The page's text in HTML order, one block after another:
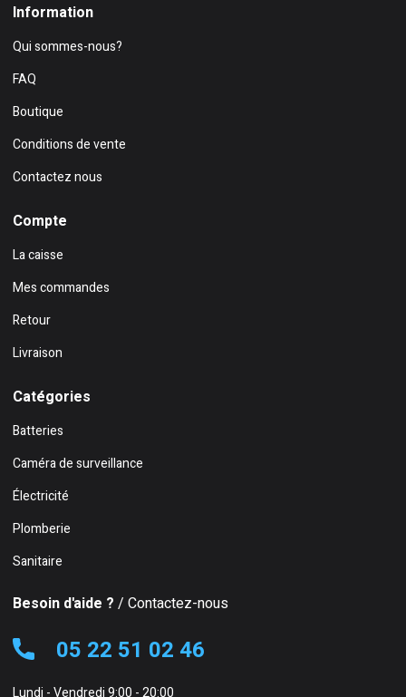
Information
Qui sommes-nous?
FAQ
Boutique
Conditions de vente
Contactez nous
Compte
La caisse
Mes commandes
Retour
Livraison
Catégories
Batteries
Caméra de surveillance
Électricité
Plomberie
Sanitaire
Besoin d'aide ? / Contactez-nous
05 22 51 02 46
Lundi - Vendredi 9:00 - 20:00